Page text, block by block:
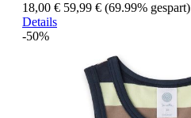
18,00 € 59,99 € (69.99% gespart)
Details
-50%